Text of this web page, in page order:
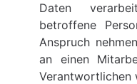
Daten
betroffene
Anspruch
an einen
Verantwortlichen